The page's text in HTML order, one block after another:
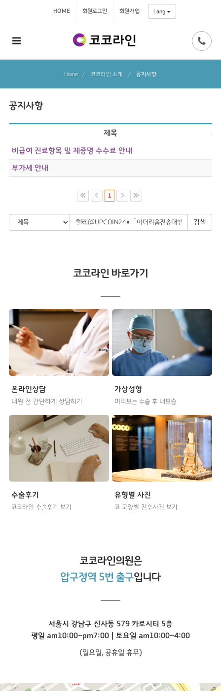
HOME 회원로그인 회원가입 Lang
Home 코코라인 소개 / 공지사항
공지사항
제목
비급여 진료항목 및 제증명 수수료 안내
부가세 안내
1
검색
코코라인 바로가기
온라인상담
내원 전 간단하게 상담하기
가상성형
미리보는 수술 후 내모습
수술후기
코코라인 수술후기 보기
유형별 사진
코 모양별 전후사진 보기
코코라인의원은
압구정역 5번 출구입니다
서울시 강남구 신사동 579 카로시티 5층
평일 am10:00~pm7:00 | 토요일 am10:00~4:00
(일요일, 공휴일 휴무)